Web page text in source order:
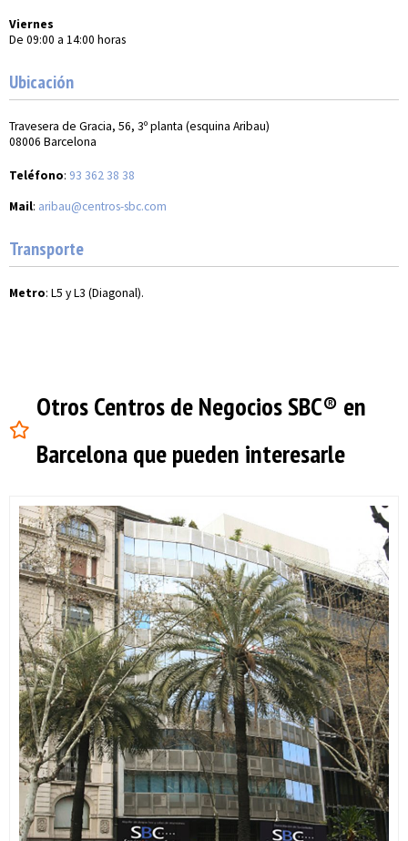
Viernes
De 09:00 a 14:00 horas
Ubicación
Travesera de Gracia, 56, 3º planta (esquina Aribau)
08006 Barcelona
Teléfono: 93 362 38 38
Mail: aribau@centros-sbc.com
Transporte
Metro: L5 y L3 (Diagonal).
Otros Centros de Negocios SBC® en
Barcelona que pueden interesarle